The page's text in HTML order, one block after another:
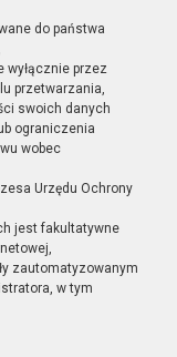
do państwa
wyłącznie przez
przetwarzania,
swoich danych
ograniczenia
wobec
Urzędu Ochrony
jest fakultatywne
zautomatyzowanym
w tym